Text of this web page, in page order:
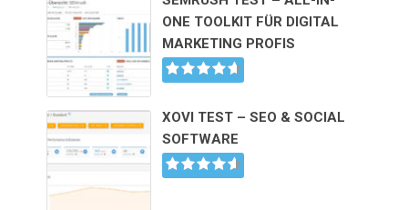
ONE TOOLKIT FÜR DIGITAL
MARKETING PROFIS
XOVI TEST – SEO & SOCIAL
SOFTWARE